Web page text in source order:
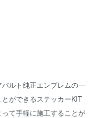
ルト純正エンブレムの一
ができるステッカーKIT
て手軽に施工することが